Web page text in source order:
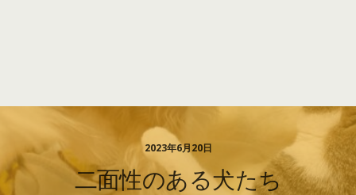
2023年6月20日
二面性のある犬たち